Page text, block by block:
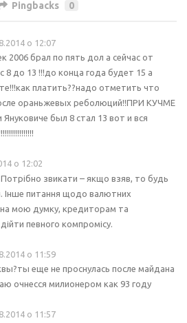
Pingbacks 0
о 12:07
2006 брал по пять дол а сейчас от
8 до 13 !!!до конца года будет 15 а
платить??надо отметить что
ораньжевых реболюций!!ПРИ КУЧМЕ
был 8 стал 13 вот и вся
о 12:02
Потрібно звикати – якщо взяв, то будь
Інше питання щодо валютних
мою думку, кредиторам та
певного компромісу.
о 11:59
еще не проснулась после майдана
очнесся милионером как 93 году
о 11:57